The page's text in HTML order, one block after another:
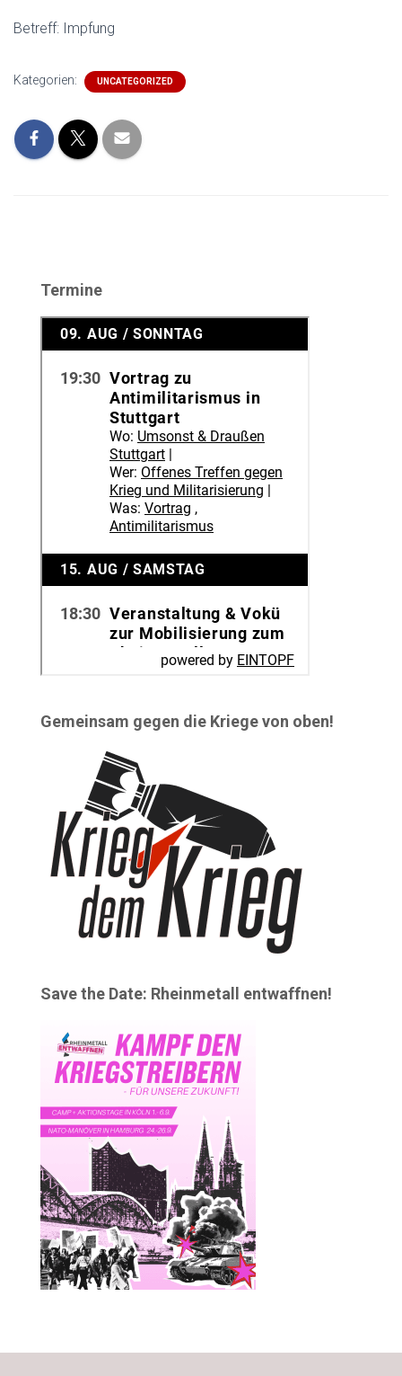
Betreff: Impfung
Kategorien: UNCATEGORIZED
Termine
Gemeinsam gegen die Kriege von oben!
Save the Date: Rheinmetall entwaffnen!